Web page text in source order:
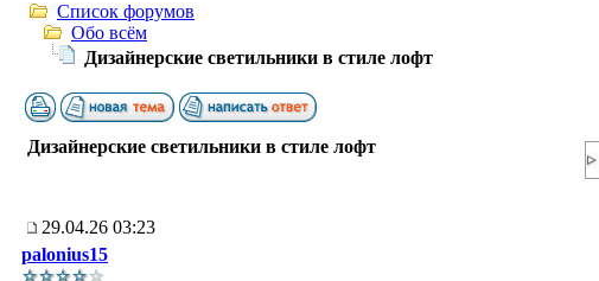
Список форумов
Обо всём
Дизайнерские светильники в стиле лофт
Дизайнерские светильники в стиле лофт
29.04.26 03:23
palonius15